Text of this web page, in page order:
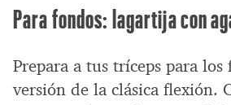
Para fondos: lagartija con
Prepara a tus tríceps para los
versión de la clásica flexión.